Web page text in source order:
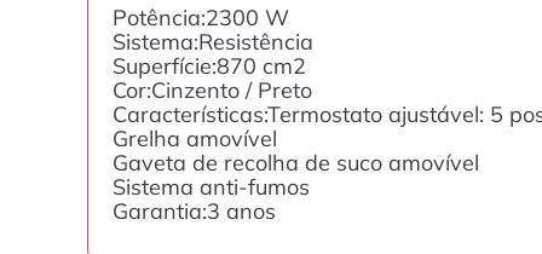
Potência:2300 W
Sistema:Resistência
Superfície:870 cm2
Cor:Cinzento / Preto
Características:Termostato ajustável: 5
Grelha amovível
Gaveta de recolha de suco amovível
Sistema anti-fumos
Garantia:3 anos